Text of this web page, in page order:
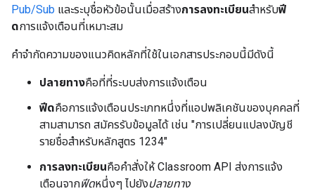
Pub/Sub และระบุชื่อหัวข้อนั้นเมื่อสร้างการลงทะเบียนสำหรับฟี
ดการแจ้งเตือนที่เหมาะสม
คำจำกัดความของแนวคิดหลักที่ใช้ในเอกสารประกอบนี้มีดังนี้
ปลายทางคือที่ที่ระบบส่งการแจ้งเตือน
ฟีดคือการแจ้งเตือนประเภทหนึ่งที่แอปพลิเคชันของบุคคลที่
สามสามารถ สมัครรับข้อมูลได้ เช่น "การเปลี่ยนแปลงบัญชี
รายชื่อสำหรับหลักสูตร 1234"
การลงทะเบียนคือคำสั่งให้ Classroom API ส่งการแจ้ง
เตือนจากฟีดหนึ่งๆ ไปยังปลายทาง